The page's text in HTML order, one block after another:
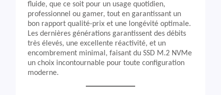
fluide, que ce soit pour un usage quotidien,
professionnel ou gamer, tout en garantissant un
bon rapport qualité-prix et une longévité optimale.
Les dernières générations garantissent des débits
très élevés, une excellente réactivité, et un
encombrement minimal, faisant du SSD M.2 NVMe
un choix incontournable pour toute configuration
moderne.